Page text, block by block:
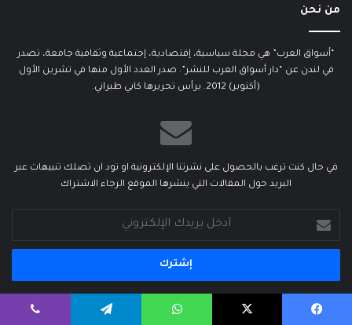
من نحن
“أسواق العرب” هي مجلة سياسية، إقتصادية، إجتماعية وثقافية جامعة، تصدر
في لندن عن “دار أسواق العرب للنشر”. صدر العدد الأول منها في تشرين الأول
(أكتوبر) 2012. يرأس تحريرها كابي طبراني.
في حال كنت ترغب بالحصول على نشرتنا الإلكترونية او تود ان تصلك تنبيهات عبر
البريد حول المقالات التي ينشرها الموقع الرجاء الاشتراك
بريدك
الإلكتروني